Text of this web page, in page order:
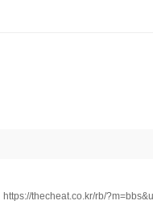
https://thecheat.co.kr/rb/